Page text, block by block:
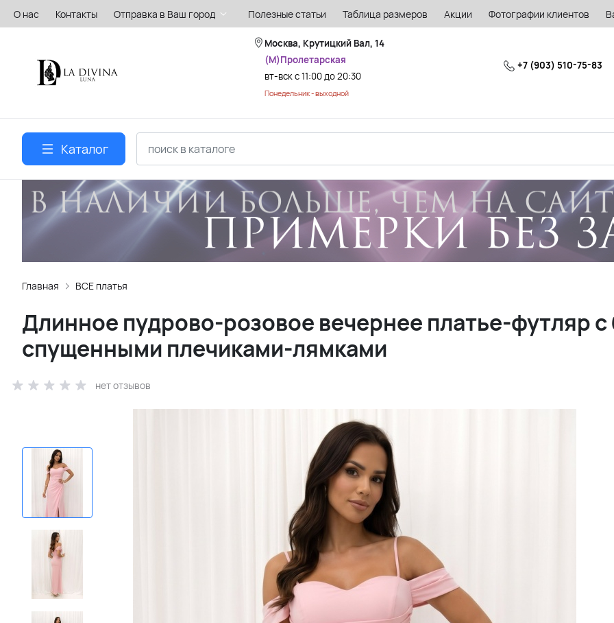
О нас Контакты Отправка в Ваш город Полезные статьи Таблица размеров Акции Фотографии клиентов
Москва, Крутицкий Вал, 14
(М)Пролетарская
вт-вск с 11:00 до 20:30
Понедельник - выходной
+7 (903) 510-75-83
Каталог
Главная ВСЕ платья
Длинное пудрово-розовое вечернее платье-футляр с
спущенными плечиками-лямками
нет отзывов